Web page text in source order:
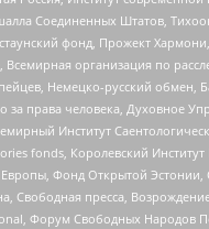
Соединенных Штатов,
фонд, Прожект
организация по
Немецко-русский обмен,
человека, Духовное
Институт
fonds, Королевский
Фонд Открытой Эстонии,
пресса,
Форум Свободных Народов